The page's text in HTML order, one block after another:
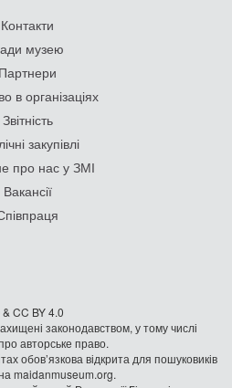
Контакти
музею
Партнери
в організаціях
Звітність
закупівлі
про нас у ЗМІ
Вакансії
CC BY 4.0
законодавством, у тому числі
авторське право.
обов’язкова відкрита для пошуковиків
maidanmuseum.org.